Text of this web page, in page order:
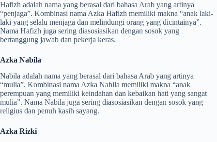
Hafizh adalah nama yang berasal dari bahasa Arab yang artinya
“penjaga”. Kombinasi nama Azka Hafizh memiliki makna “anak laki-
laki yang selalu menjaga dan melindungi orang yang dicintainya”.
Nama Hafizh juga sering diasosiasikan dengan sosok yang
bertanggung jawab dan pekerja keras.
Azka Nabila
Nabila adalah nama yang berasal dari bahasa Arab yang artinya
“mulia”. Kombinasi nama Azka Nabila memiliki makna “anak
perempuan yang memiliki keindahan dan kebaikan hati yang sangat
mulia”. Nama Nabila juga sering diasosiasikan dengan sosok yang
religius dan penuh kasih sayang.
Azka Rizki